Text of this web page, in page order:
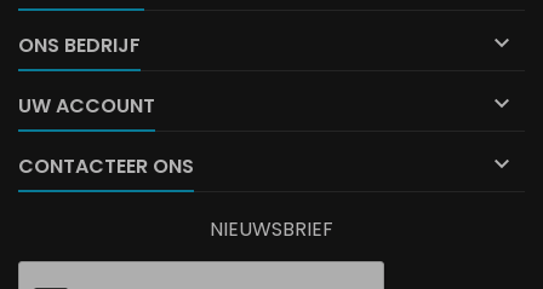
ONS BEDRIJF 
UW ACCOUNT 
CONTACTEER ONS 
NIEUWSBRIEF